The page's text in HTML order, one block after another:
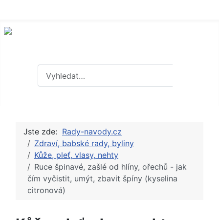
Jste zde: Rady-navody.cz
Zdraví, babské rady, byliny
Kůže, pleť, vlasy, nehty
Ruce špinavé, zašlé od hlíny, ořechů - jak
čím vyčistit, umýt, zbavit špíny (kyselina
citronová)